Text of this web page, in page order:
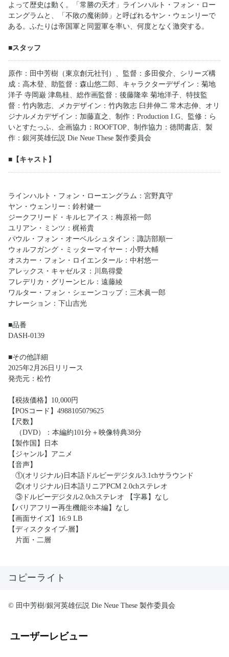
よって歴史は動く。「常勝の天才」ラインハルト・フォン・ロー
エングラムと、「不敗の魔術師」と呼ばれるヤン・ウェンリーで
ある。ふたりは帝国軍と同盟軍を率い、何度となく激突する。
■スタッフ
原作：田中芳樹（東京創元社刊）、監督：多田俊介、シリーズ構
成：高木登、助監督：森山悠二郎、キャラクターデザイン：菊地
洋子 寺岡巌 津島桂、総作画監督：後藤隆幸 菊地洋子、特技監
督：竹内敦志、メカデザイン：竹内敦志 臼井伸二 常木志伸、オリ
ジナルメカデザイン：加藤直之、制作：Production I.G、監修：ら
いとすたっふ、企画協力：ROOFTOP、制作協力：徳間書店、製
作：銀河英雄伝説 Die Neue These 製作委員会
■【キャスト】
ラインハルト・フォン・ローエングラム：宮野真守
ヤン・ウェンリー：鈴村健一
ジークフリード・キルヒアイス：梅原裕一郎
ユリアン・ミンツ：梶裕貴
パウル・フォン・オーベルシュタイン：諏訪部順一
ウォルフガング・ミッターマイヤー：小野大輔
オスカー・フォン・ロイエンタール：中村悠一
アレックス・キャゼルヌ：川島得愛
フレデリカ・グリーンヒル：遠藤綾
ワルター・フォン・シェーンコップ：三木眞一郎
ナレーション：下山吉光
■品番
DASH-0139
■その他詳細
2025年2月26日リリース
発売元：松竹
【税抜価格】10,000円
【POSコード】4988105079625
【尺数】
（DVD）：本編約101分＋映像特典38分
【製作国】日本
【ジャンル】アニメ
【音声】
①(オリジナル)日本語ドルビーデジタル3.1chサラウンド
②(オリジナル)日本語リニアPCM 2.0chステレオ
③ドルビーデジタル2.0chステレオ 【字幕】なし
【バリアフリー再生機能※本編】なし
【画面サイズ】16:9 LB
【ディスクタイプ-層】
片面・二層
コピーライト
© 田中芳樹/銀河英雄伝説 Die Neue These 製作委員会
ユーザーレビュー